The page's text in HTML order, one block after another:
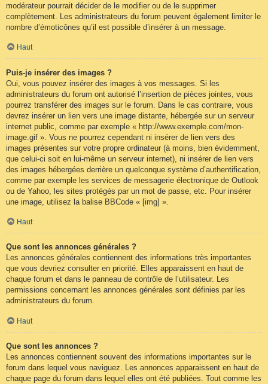
modérateur pourrait décider de le modifier ou de le supprimer
complètement. Les administrateurs du forum peuvent également limiter le
nombre d’émoticônes qu’il est possible d’insérer à un message.
Haut
Puis-je insérer des images ?
Oui, vous pouvez insérer des images à vos messages. Si les
administrateurs du forum ont autorisé l’insertion de pièces jointes, vous
pourrez transférer des images sur le forum. Dans le cas contraire, vous
devrez insérer un lien vers une image distante, hébergée sur un serveur
internet public, comme par exemple « http://www.exemple.com/mon-
image.gif ». Vous ne pourrez cependant ni insérer de lien vers des
images présentes sur votre propre ordinateur (à moins, bien évidemment,
que celui-ci soit en lui-même un serveur internet), ni insérer de lien vers
des images hébergées derrière un quelconque système d’authentification,
comme par exemple les services de messagerie électronique de Outlook
ou de Yahoo, les sites protégés par un mot de passe, etc. Pour insérer
une image, utilisez la balise BBCode « [img] ».
Haut
Que sont les annonces générales ?
Les annonces générales contiennent des informations très importantes
que vous devriez consulter en priorité. Elles apparaissent en haut de
chaque forum et dans le panneau de contrôle de l’utilisateur. Les
permissions concernant les annonces générales sont définies par les
administrateurs du forum.
Haut
Que sont les annonces ?
Les annonces contiennent souvent des informations importantes sur le
forum dans lequel vous naviguez. Les annonces apparaissent en haut de
chaque page du forum dans lequel elles ont été publiées. Tout comme les